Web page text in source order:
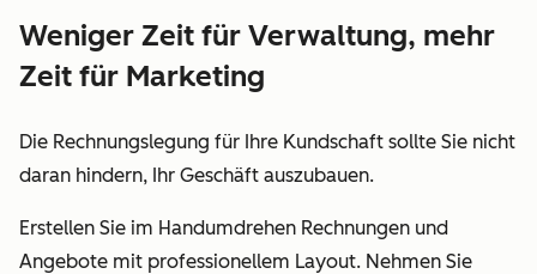
Weniger Zeit für Verwaltung, mehr
Zeit für Marketing
Die Rechnungslegung für Ihre Kundschaft sollte Sie nicht
daran hindern, Ihr Geschäft auszubauen.
Erstellen Sie im Handumdrehen Rechnungen und
Angebote mit professionellem Layout. Nehmen Sie